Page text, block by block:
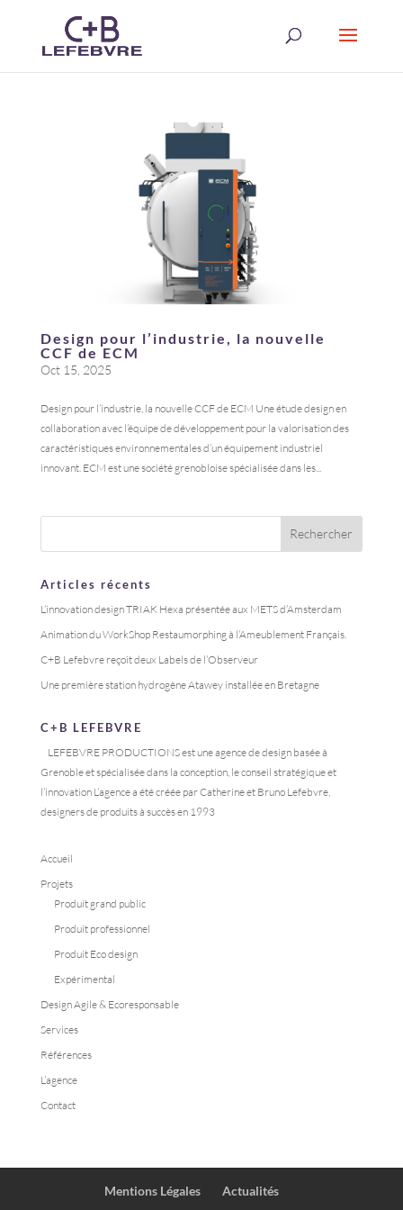
Design pour l’industrie, la nouvelle
CCF de ECM
Oct 15, 2025
Design pour l’industrie, la nouvelle CCF de ECM Une étude design en
collaboration avec l’équipe de développement pour la valorisation des
caractéristiques environnementales d’un équipement industriel
innovant. ECM est une société grenobloise spécialisée dans les...
Articles récents
L’innovation design TRIAK Hexa présentée aux METS d’Amsterdam
Animation du WorkShop Restaumorphing à l’Ameublement Français.
C+B Lefebvre reçoit deux Labels de l’Observeur
Une première station hydrogène Atawey installée en Bretagne
C+B LEFEBVRE
LEFEBVRE PRODUCTIONS est une agence de design basée à
Grenoble et spécialisée dans la conception, le conseil stratégique et
l’innovation L’agence a été créée par Catherine et Bruno Lefebvre,
designers de produits à succès en 1993
Accueil
Projets
Produit grand public
Produit professionnel
Produit Eco design
Expérimental
Design Agile & Ecoresponsable
Services
Références
L’agence
Contact
Mentions Légales Actualités